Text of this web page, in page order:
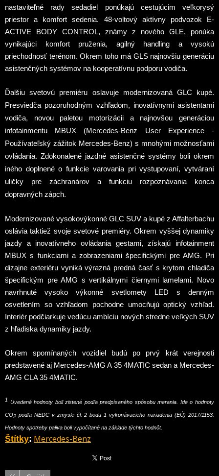
nastaviteľné rady sedadiel ponúkajú cestujúcim veľkorysý
priestor a komfort sedenia. 48-voltový aktívny podvozok E-
ACTIVE BODY CONTROL, známy z nového GLE, ponúka
vynikajúci komfort pruženia, agilný handling a vysokú
priechodnosť terénom. Okrem toho má GLS najnovšiu generáciu
asistenčných systémov na kooperatívnu podporu vodiča.
Ďalšiu svetovú premiéru oslavuje modernizovaná GLC kupé.
Presviedča pozoruhodným vzhľadom, inovatívnymi asistentami
vodiča, novou paletou motorizácii a najnovšou generáciou
infotainmentu MBUX (Mercedes-Benz User Experience -
Používateľský zážitok Mercedes-Benz) s mnohými možnosťami
ovládania. Zdokonalené jazdné asistenčné systémy boli okrem
iného doplnené o funkcie varovania pri vystupovaní, vytváraní
uličky pre záchranárov a funkciu rozpoznávania konca
dopravných zápch.
Modernizované vysokovýkonné GLC SUV a kupé z Affalterbachu
oslávia taktiež svoje svetové premiéry. Okrem vyššej dynamiky
jazdy a inovatívneho ovládania gestami, získajú infotainment
MBUX s funkciami a zobrazeniami špecifickými pre AMG. Pri
dizajne exteriéru vyniká výrazná predná časť s krytom chladiča
špecifickým pre AMG s vertikálnymi čiernymi lamelami. Novo
navrhnuté vysoko výkonné svetlomety LED s denným
osvetlením so vzhľadom pochodne umocňujú optický vzhľad.
Interiér podčiarkuje vedúcu ambíciu nových stredne veľkých SUV
z hľadiska dynamiky jazdy.
Okrem spomínaných vozidiel budú po prvý krát verejnosti
predstavené aj Mercedes-AMG A 35 4MATIC sedan a Mercedes-
AMG CLA 35 4MATIC.
1 Uvedené hodnoty boli zistené podľa predpísaného spôsobu merania. Ide o hodnoty
CO2 podľa NEDC v zmysle čl. 2 bodu 1 vykonávacieho nariadenia (EÚ) 2017/1153.
Hodnoty spotreby paliva boli vypočítané na základe týchto hodnôt.
Štítky: Mercedes-Benz